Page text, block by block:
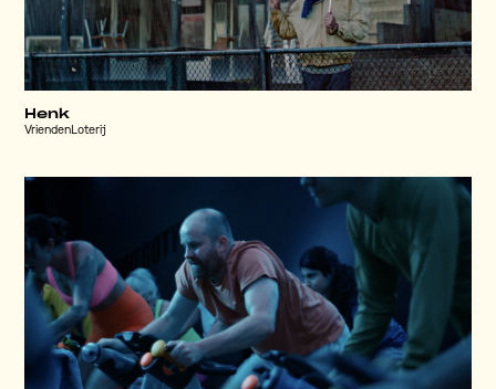
Henk
VriendenLoterij